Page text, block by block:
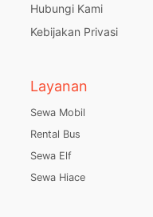
Hubungi Kami
Kebijakan Privasi
Layanan
Sewa Mobil
Rental Bus
Sewa Elf
Sewa Hiace